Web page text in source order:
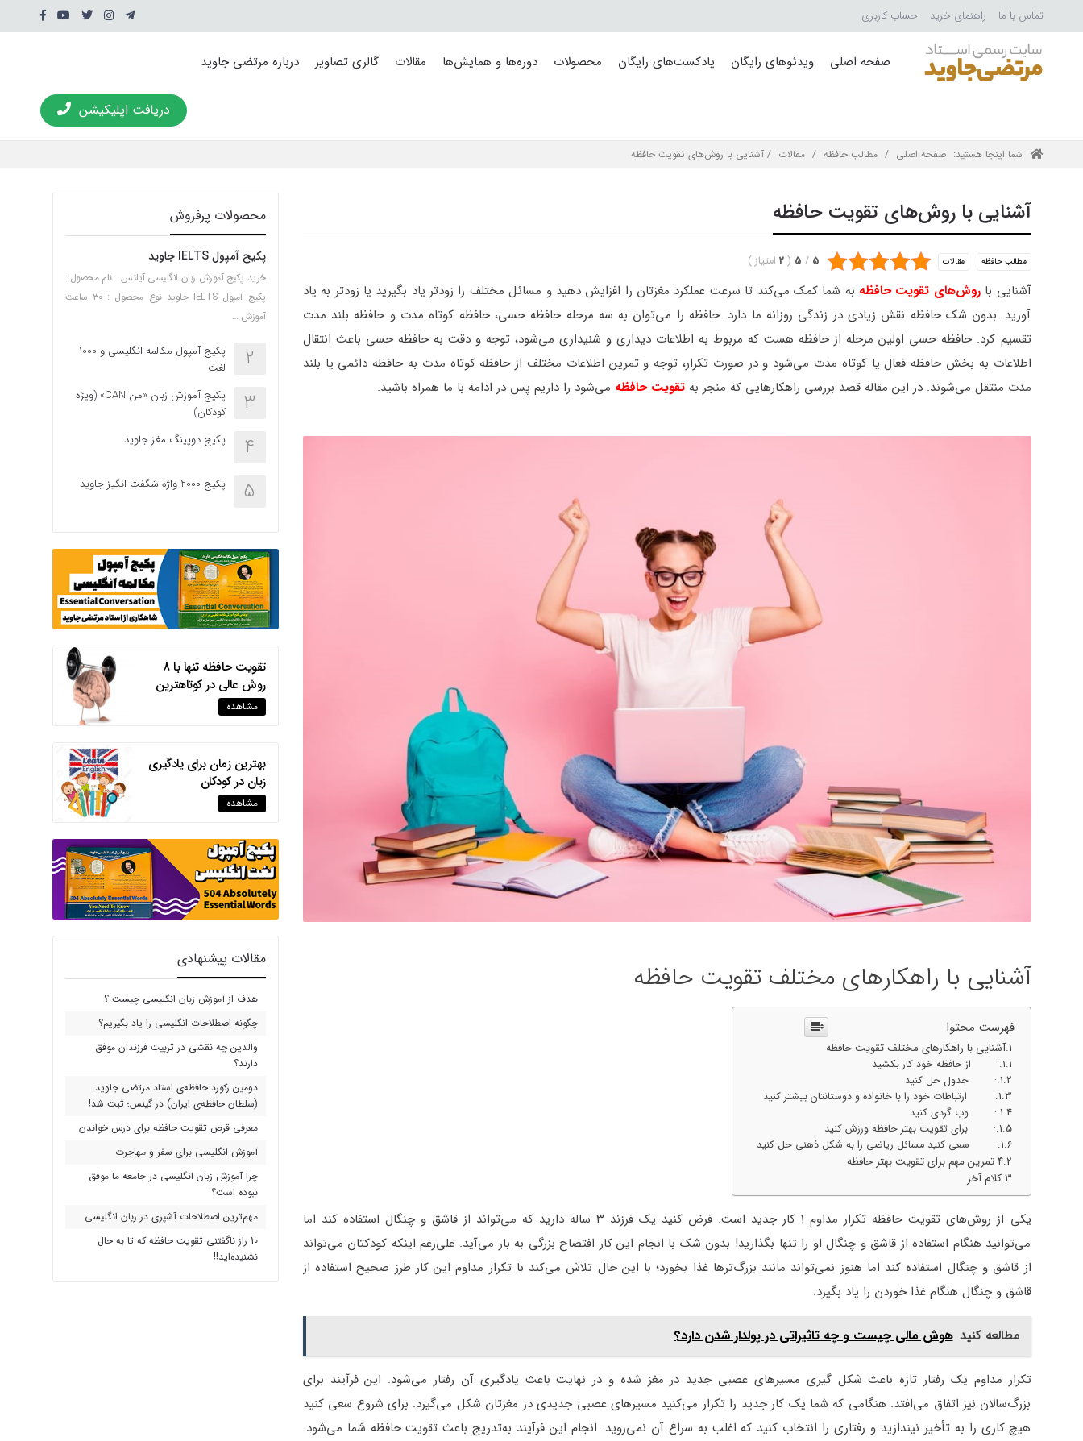
تماس با ما راهنمای خرید حساب کاربری
صفحه اصلی ویدئوهای رایگان پادکست‌های رایگان محصولات دوره‌ها و همایش‌ها مقالات گالری تصاویر درباره مرتضی جاوید
دریافت اپلیکیشن
شما اینجا هستید: صفحه اصلی / مطالب حافظه / مقالات / آشنایی با روش‌های تقویت حافظه
آشنایی با روش‌های تقویت حافظه
مطالب حافظه مقالات 5
/
5
(
2 امتیاز)
آشنایی باروش‌های تقویت حافظه به شما کمک می‌کند تا سرعت عملکرد مغزتان را افزایش دهید و مسائل مختلف را زودتر یاد بگیرید یا زودتر به یاد
آورید. بدون شک حافظه نقش زیادی در زندگی روزانه ما دارد. حافظه را می‌توان به سه مرحله حافظه حسی، حافظه کوتاه مدت و حافظه بلند مدت
تقسیم کرد. حافظه حسی اولین مرحله از حافظه هست که مربوط به اطلاعات دیداری و شنیداری می‌شود، توجه و دقت به حافظه حسی باعث انتقال
اطلاعات به بخش حافظه فعال یا کوتاه مدت می‌شود و در صورت تکرار، توجه و تمرین اطلاعات مختلف از حافظه کوتاه مدت به حافظه دائمی یا بلند
مدت منتقل می‌شوند. در این مقاله قصد بررسی راهکارهایی که منجر بهتقویت حافظه می‌شود را داریم پس در ادامه با ما همراه باشید.
آشنایی با راهکارهای مختلف تقویت حافظه
فهرست محتوا
آشنایی با راهکارهای مختلف تقویت حافظه
· از حافظه خود کار بکشید
· جدول حل کنید
· ارتباطات خود را با خانواده و دوستانتان بیشتر کنید
· وب گردی کنید
· برای تقویت بهتر حافظه ورزش کنید
· سعی کنید مسائل ریاضی را به شکل ذهنی حل کنید
۴ تمرین مهم برای تقویت بهتر حافظه
کلام آخر
یکی از روش‌های تقویت حافظه تکرار مداوم ۱ کار جدید است. فرض کنید یک فرزند ۳ ساله دارید که می‌تواند از قاشق و چنگال استفاده کند اما
می‌توانید هنگام استفاده از قاشق و چنگال او را تنها بگذارید! بدون شک با انجام این کار افتضاح بزرگی به بار می‌آید. علی‌رغم اینکه کودکتان می‌تواند
از قاشق و چنگال استفاده کند اما هنوز نمی‌تواند مانند بزرگ‌ترها غذا بخورد؛ با این حال تلاش می‌کند با تکرار مداوم این کار طرز صحیح استفاده از
قاشق و چنگال هنگام غذا خوردن را یاد بگیرد.
مطالعه کنید هوش مالی چیست و چه تاثیراتی در پولدار شدن دارد؟
تکرار مداوم یک رفتار تازه باعث شکل گیری مسیرهای عصبی جدید در مغز شده و در نهایت باعث یادگیری آن رفتار می‌شود. این فرآیند برای
بزرگ‌سالان نیز اتفاق می‌افتد. هنگامی که شما یک کار جدید را تکرار می‌کنید مسیرهای عصبی جدیدی در مغزتان شکل می‌گیرد. برای شروع سعی کنید
هیچ کاری را به تأخیر نیندازید و رفتاری را انتخاب کنید که اغلب به سراغ آن نمی‌روید. انجام این فرآیند به‌تدریج باعث تقویت حافظه شما می‌شود.
محصولات پرفروش
پکیج آمپول IELTS جاوید
خرید پکیج آموزش زبان انگلیسی آیلتس نام محصول :
پکیج آمپول IELTS جاوید نوع محصول : ۳۰ ساعت
آموزش …
2
پکیج آمپول مکالمه انگلیسی و 1000
لغت
3
پکیج آموزش زبان «من CAN» (ویژه
کودکان)
4 پکیج دوپینگ مغز جاوید
5 پکیج 2000 واژه شگفت انگیز جاوید
تقویت حافظه تنها با 8
روش عالی در کوتاهترین
زمان
مشاهده
بهترین زمان برای یادگیری
زبان در کودکان
مشاهده
مقالات پیشنهادی
هدف از آموزش زبان انگلیسی چیست ؟
چگونه اصطلاحات انگلیسی را یاد بگیریم؟
والدین چه نقشی در تربیت فرزندان موفق
دارند؟
دومین رکورد حافظه‌ی استاد مرتضی جاوید
(سلطان حافظه‌ی ایران) در گینس؛ ثبت شد!
معرفی قرص تقویت حافظه برای درس خواندن
آموزش انگلیسی برای سفر و مهاجرت
چرا آموزش زبان انگلیسی در جامعه ما موفق
نبوده است؟
مهم‌ترین اصطلاحات آشپزی در زبان انگلیسی
10 راز ناگفتنی تقویت حافظه که تا به حال
نشنیده‌اید!!